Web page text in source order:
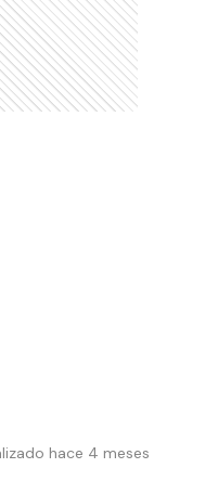
hace 4 meses